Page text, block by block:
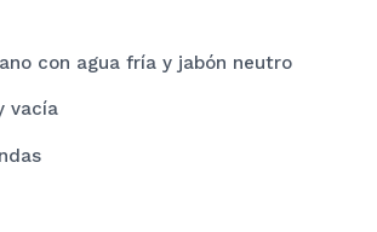
con agua fría y jabón neutro
vacía